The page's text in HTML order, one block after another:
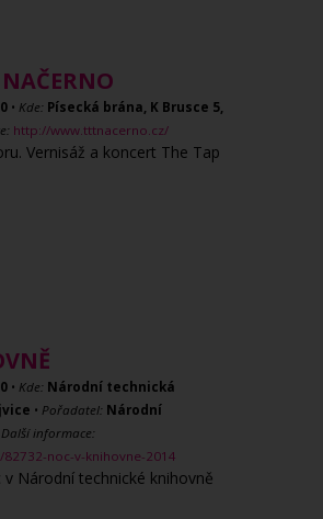
• Kde: Písecká brána, K Brusce 5,
http://www.tttnacerno.cz/
Vernisáž a koncert The Tap
• Kde: Národní technická
• Pořadatel: Národní
Další informace:
noc-v-knihovne-2014
Národní technické knihovně